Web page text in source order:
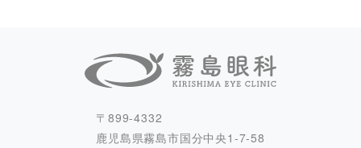
〒899-4332
鹿児島県霧島市国分中央1-7-58